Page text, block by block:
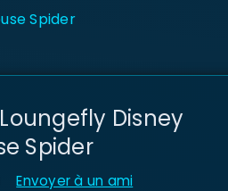
Spider
Disney
Spider
Envoyer à un ami